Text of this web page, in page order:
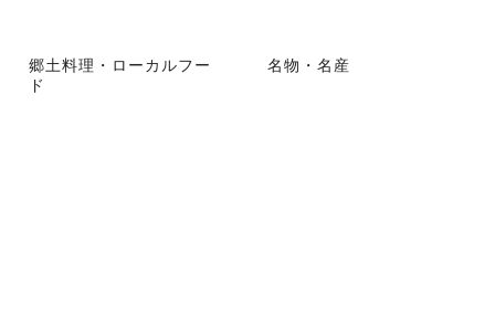
郷土料理・ローカルフー
ド
名物・名産